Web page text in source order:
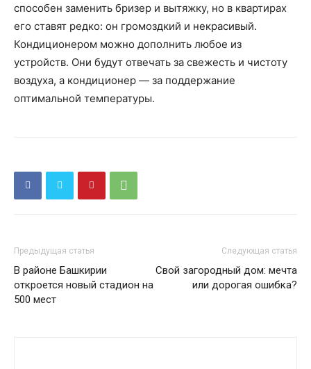
способен заменить бризер и вытяжку, но в квартирах
его ставят редко: он громоздкий и некрасивый.
Кондиционером можно дополнить любое из
устройств. Они будут отвечать за свежесть и чистоту
воздуха, а кондиционер — за поддержание
оптимальной температуры.
Предыдущая статья
В районе Башкирии
откроется новый стадион на
500 мест
Следующая статья
Свой загородный дом: мечта
или дорогая ошибка?